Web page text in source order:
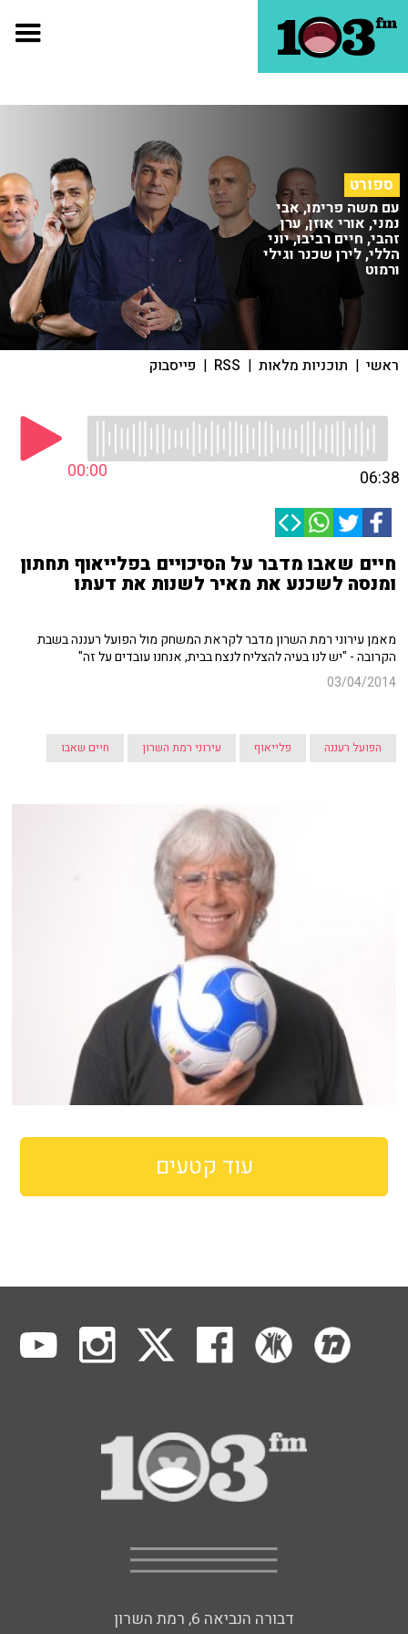
ספורט
עם משה פרימו, אבי
נמני, אורי אוזן, ערן
זהבי, חיים רביבו, יוני
הללי, לירן שכנר וגילי
ורמוט
ראשי | תוכניות מלאות |
RSS
| פייסבוק
00:00 06:38
חיים שאבו מדבר על הסיכויים בפלייאוף תחתון
ומנסה לשכנע את מאיר לשנות את דעתו
מאמן עירוני רמת השרון מדבר לקראת המשחק מול הפועל רעננה בשבת
הקרובה - "יש לנו בעיה להצליח לנצח בבית, אנחנו עובדים על זה"
03/04/2014
הפועל רעננה פלייאוף עירוני רמת השרון חיים שאבו
עוד קטעים
דבורה הנביאה 6, רמת השרון